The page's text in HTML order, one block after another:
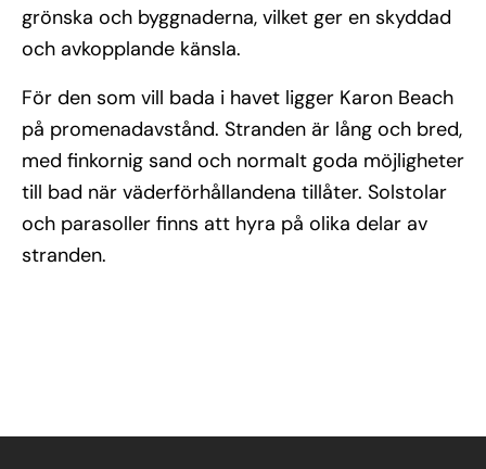
grönska och byggnaderna, vilket ger en skyddad
och avkopplande känsla.
För den som vill bada i havet ligger Karon Beach
på promenadavstånd. Stranden är lång och bred,
med finkornig sand och normalt goda möjligheter
till bad när väderförhållandena tillåter. Solstolar
och parasoller finns att hyra på olika delar av
stranden.